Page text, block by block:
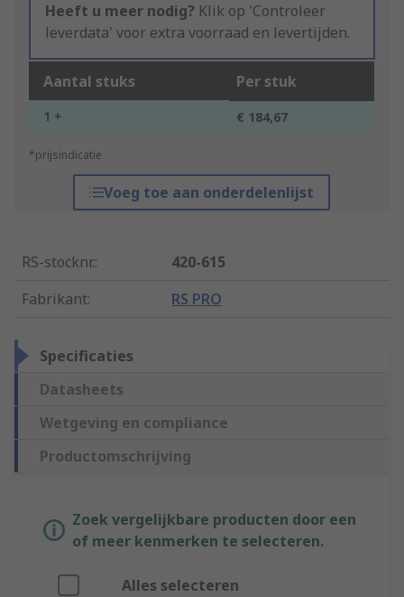
Heeft u meer nodig? Klik op 'Controleer
leverdata' voor extra voorraad en levertijden.
Aantal stuks Per stuk
1 + € 184,67
*prijsindicatie
Voeg toe aan onderdelenlijst
RS-stocknr.:
420-615
Fabrikant: RS PRO
Specificaties
Datasheets
Wetgeving en compliance
Productomschrijving
Zoek vergelijkbare producten door een
of meer kenmerken te selecteren.
Alles selecteren